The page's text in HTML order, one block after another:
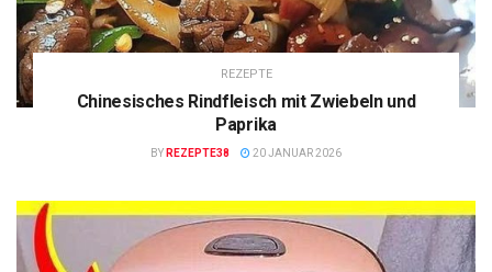
REZEPTE
Chinesisches Rindfleisch mit Zwiebeln und
Paprika
BY REZEPTE38 20 JANUAR 2026